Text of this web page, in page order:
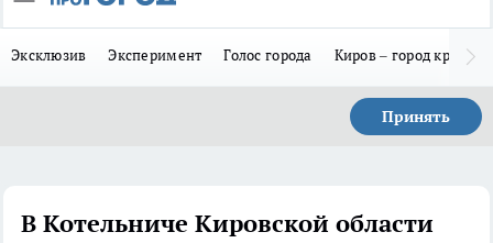
Эксклюзив Эксперимент Голос города Киров – город
Принять
В Котельниче Кировской области